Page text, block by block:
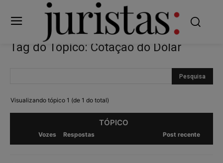
Tag do Tópico: Cotação do Dólar
Visualizando tópico 1 (de 1 do total)
TÓPICO
Vozes Respostas Post recente